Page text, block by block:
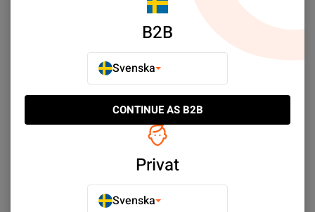
B2B
Svenska
CONTINUE AS B2B
Privat
Svenska